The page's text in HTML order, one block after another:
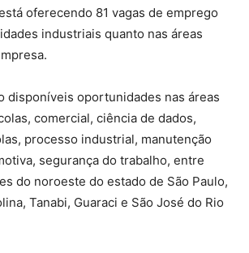
oferecendo 81 vagas de emprego
industriais quanto nas áreas
disponíveis oportunidades nas áreas
comercial, ciência de dados,
processo industrial, manutenção
segurança do trabalho, entre
do noroeste do estado de São Paulo,
Tanabi, Guaraci e São José do Rio